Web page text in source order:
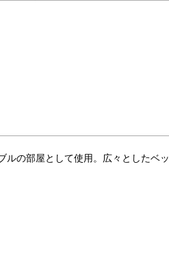
の部屋として使用。広々としたベッ